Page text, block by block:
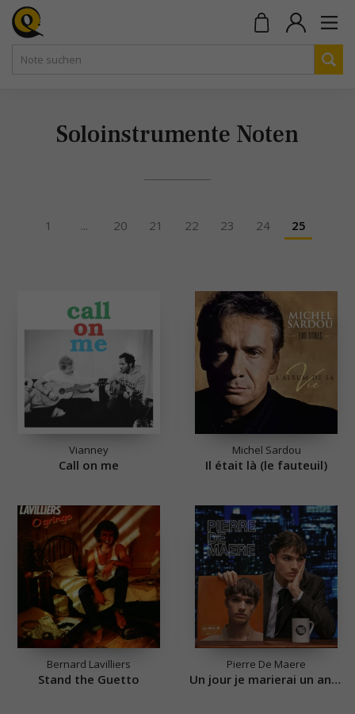
Soloinstrumente Noten
1 ... 20 21 22 23 24 25
Vianney
Call on me
Michel Sardou
Il était là (le fauteuil)
Bernard Lavilliers
Stand the Guetto
Pierre De Maere
Un jour je marierai un ange